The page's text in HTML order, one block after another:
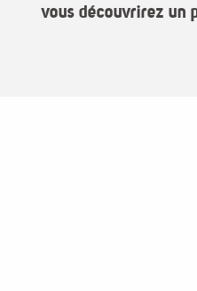
vous découvrirez un